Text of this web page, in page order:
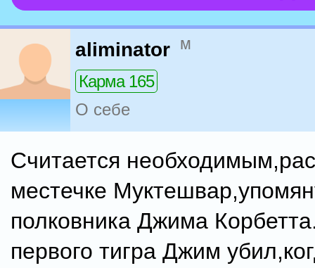
aliminator м
Карма 165
О себе
Считается
местечке
полковника Джима
первого тигра Джим